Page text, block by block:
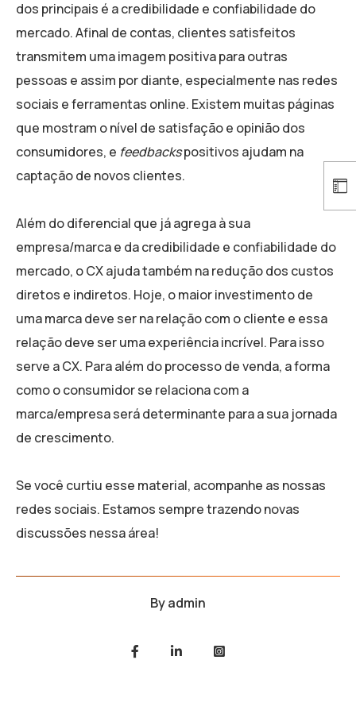
dos principais é a credibilidade e confiabilidade do
mercado. Afinal de contas, clientes satisfeitos
transmitem uma imagem positiva para outras
pessoas e assim por diante, especialmente nas redes
sociais e ferramentas online. Existem muitas páginas
que mostram o nível de satisfação e opinião dos
consumidores, e feedbackspositivos ajudam na
captação de novos clientes.
Além do diferencial que já agrega à sua
empresa/marca e da credibilidade e confiabilidade do
mercado, o CX ajuda também na redução dos custos
diretos e indiretos. Hoje, o maior investimento de
uma marca deve ser na relação com o cliente e essa
relação deve ser uma experiência incrível. Para isso
serve a CX. Para além do processo de venda, a forma
como o consumidor se relaciona com a
marca/empresa será determinante para a sua jornada
de crescimento.
Se você curtiu esse material, acompanhe as nossas
redes sociais. Estamos sempre trazendo novas
discussões nessa área!
Byadmin